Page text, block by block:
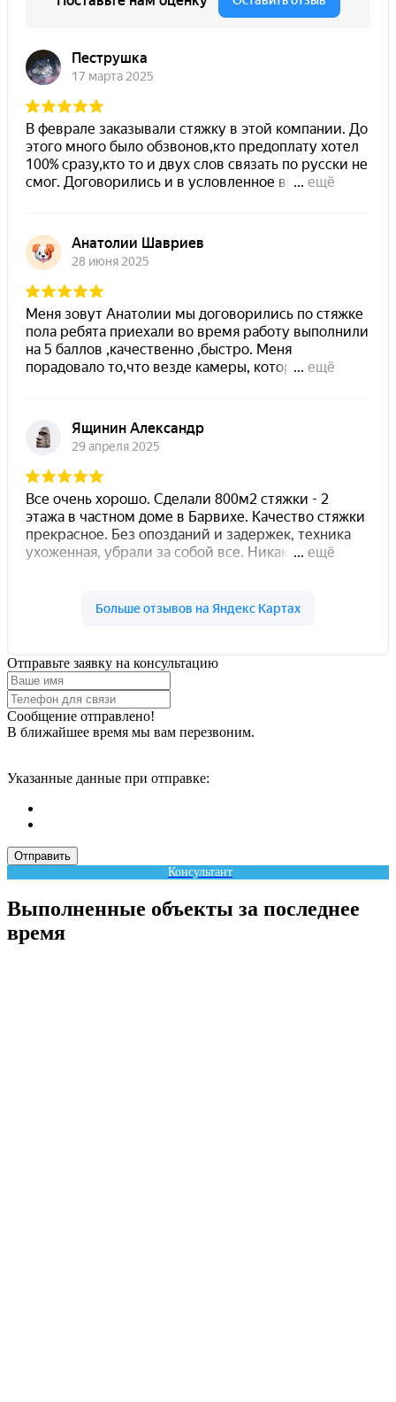
Отправьте заявку на консультацию
Сообщение отправлено!
В ближайшее время мы вам перезвоним.
Указанные данные при отправке:
Отправить
Консультант
Выполненные объекты за последнее
время